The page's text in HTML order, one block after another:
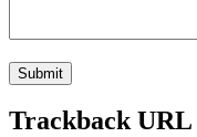
Trackback URL